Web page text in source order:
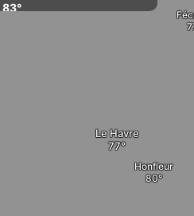
Honfleur
Le Havre
83°